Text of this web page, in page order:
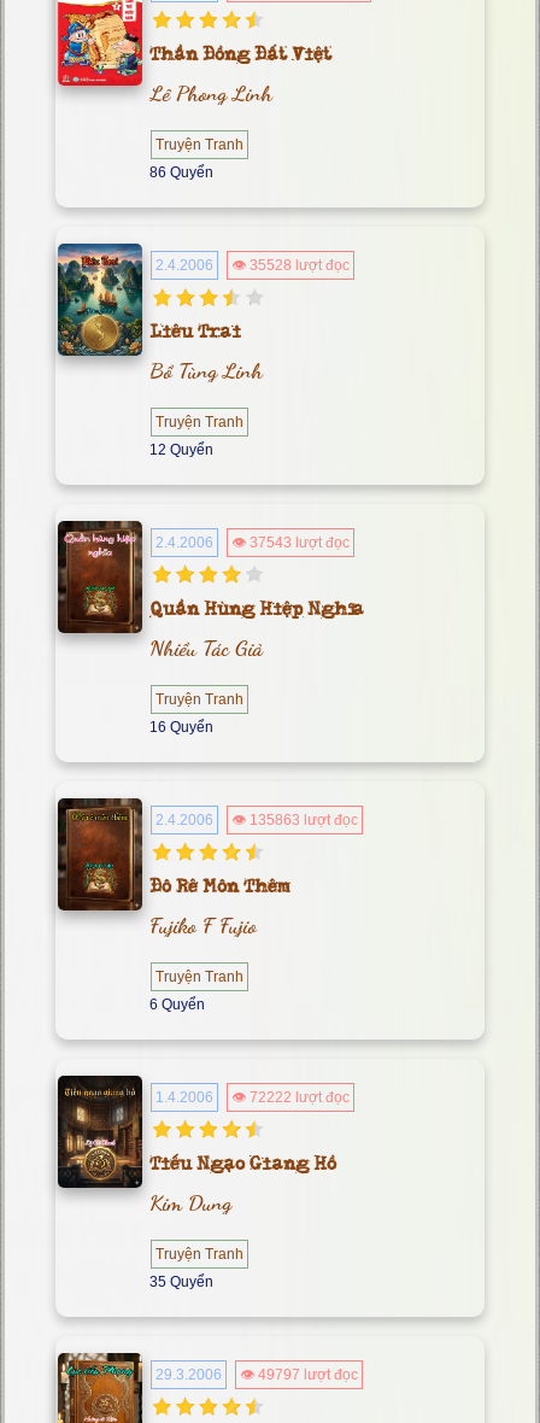
Thần Đồng Đất Việt
Lê Phong Linh
Truyện Tranh
86 Quyển
2.4.2006 👁 35528 lượt đọc
Liêu Trai
Bồ Tùng Linh
Truyện Tranh
12 Quyển
2.4.2006 👁 37543 lượt đọc
Quần Hùng Hiệp Nghĩa
Nhiều Tác Giả
Truyện Tranh
16 Quyển
2.4.2006 👁 135863 lượt đọc
Đô Rê Môn Thêm
Fujiko F Fujio
Truyện Tranh
6 Quyển
1.4.2006 👁 72222 lượt đọc
Tiếu Ngạo Giang Hồ
Kim Dung
Truyện Tranh
35 Quyển
29.3.2006 👁 49797 lượt đọc